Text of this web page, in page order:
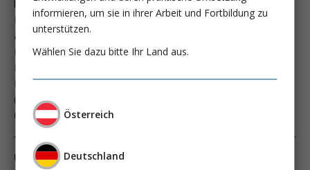
bei schwerer metabolischer Azidose bei Intensivpatienten als
Kommentar zur neuen Studie von Blank und Mitarbeitern
abgehandelt und dort dargelegt, dass auch in dieser Studie bei
Patienten mit akuter Nierenschädigung (AKI) wie in der großen
BICARICU-1 Studie doch positive Signale und auch eine
Prognoseverbesserung von AKI-Patienten zu finden waren
(siehe auch John S; IntensivNews 3/23, Blank SP; Intensive
Care Med 2025; 51:1078, Jaber S; Lancet 2018; 392:31).
Und nochmals Bikarbonat bei Azidose
informieren, um sie in ihrer Arbeit und Fortbildung zu
unterstützen.
Wählen Sie dazu bitte Ihr Land aus.
Österreich
Deutschland